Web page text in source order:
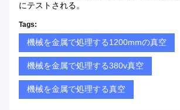
にテストされる。
Tags:
機械を金属で処理する1200mmの真空
機械を金属で処理する380v真空
機械を金属で処理する真空